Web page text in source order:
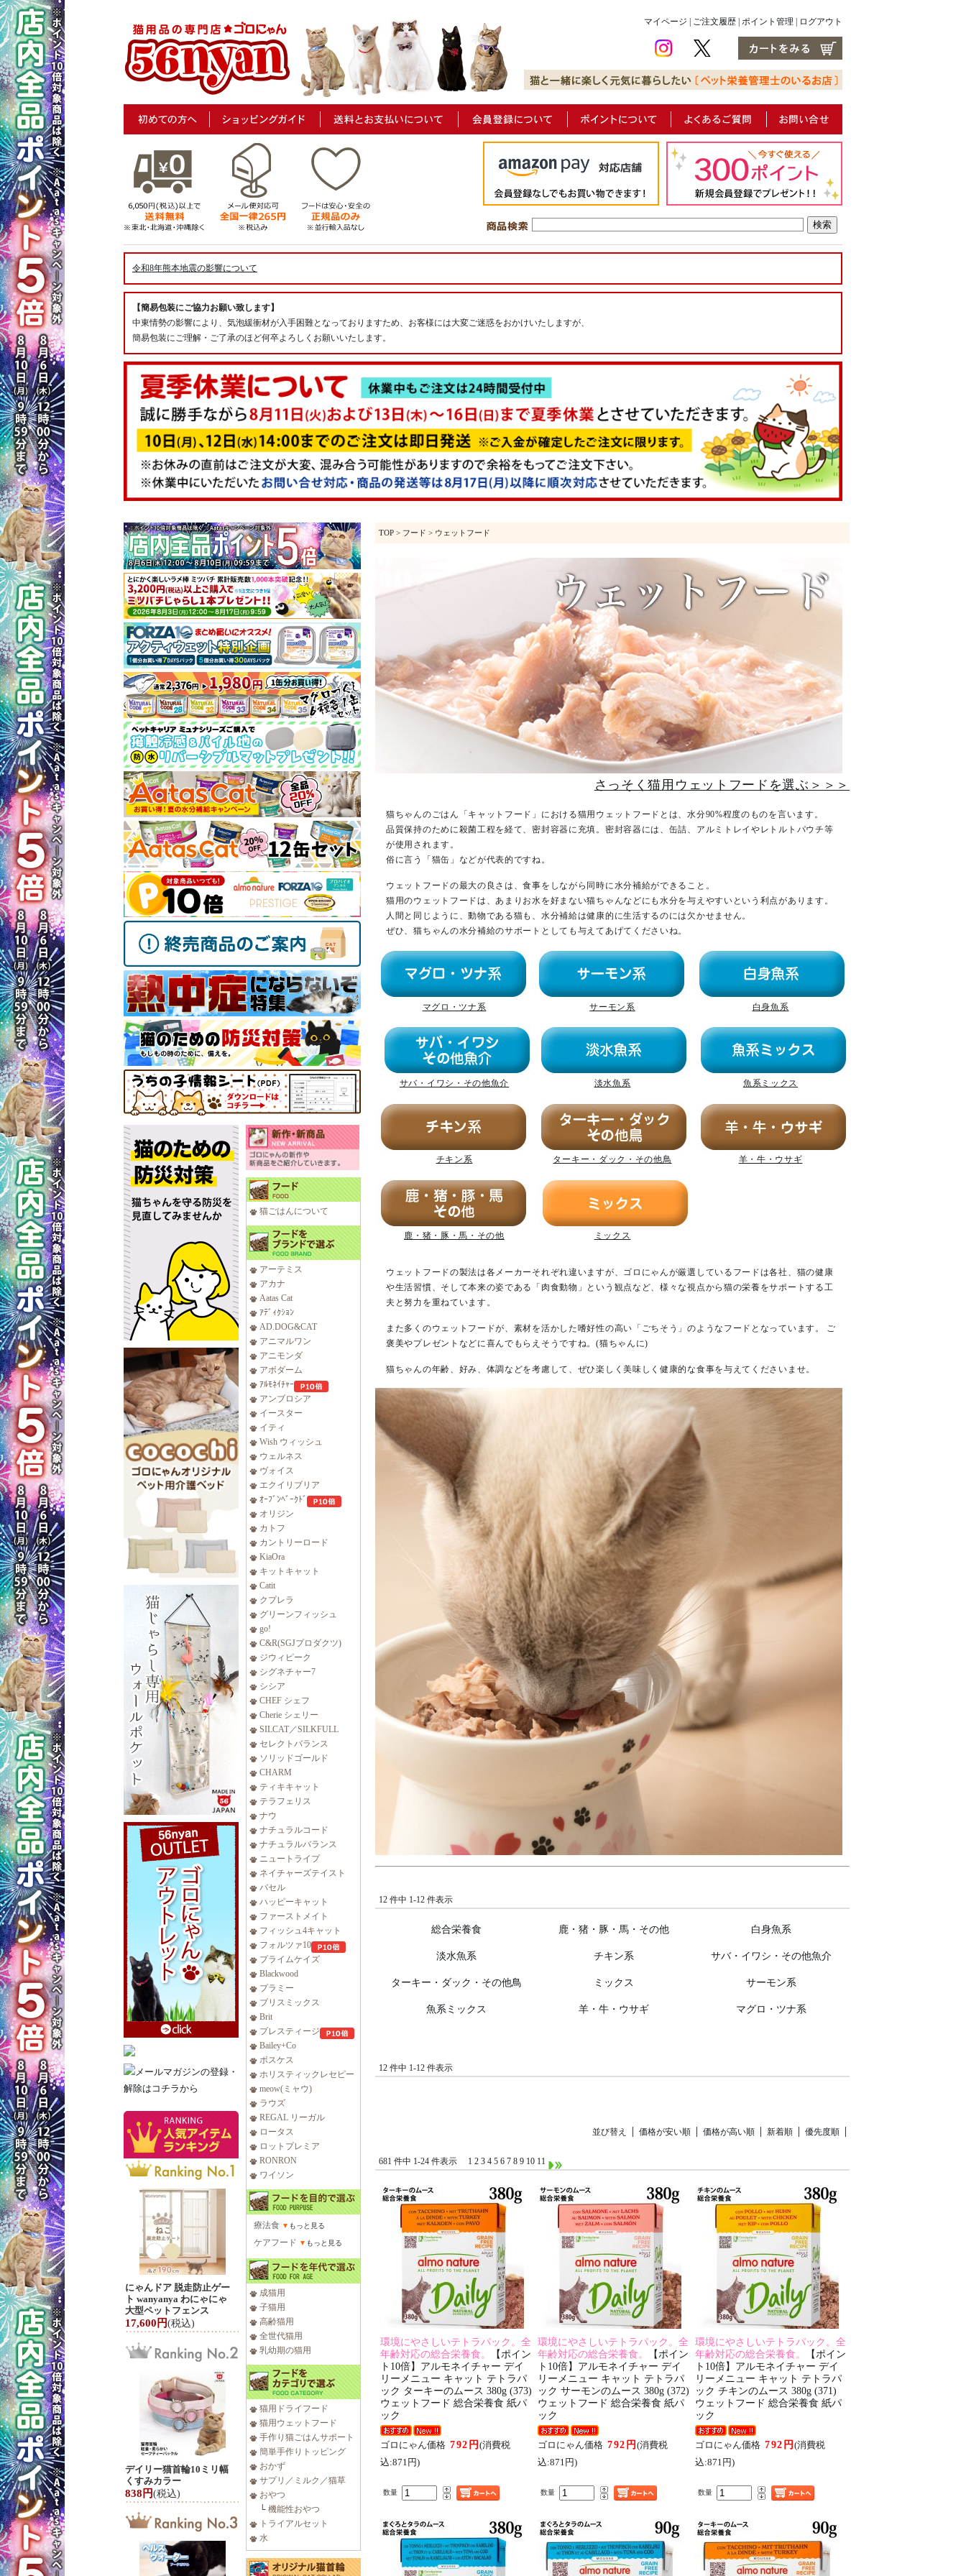
マイページ ご注文履歴 ポイント管理 ログアウト
令和8年熊本地震の影響について
【簡易包装にご協力お願い致します】
中東情勢の影響により、気泡緩衝材が入手困難となっておりますため、お客様には大変ご迷惑をおかけいたしますが、
簡易包装にご理解・ご了承のほど何卒よろしくお願いいたします。
にゃんドア 脱走防止ゲー
ト wanyanya わにゃにゃ
大型ペットフェンス
17,600円(税込)
デイリー猫首輪10ミリ幅
くすみカラー
838円(税込)
猫ごはんについて
アーテミス
アカナ
Aatas Cat
ｱﾃﾞｨｸｼｮﾝ
AD.DOG&CAT
アニマルワン
アニモンダ
アボダーム
ｱﾙﾓﾈｲﾁｬｰ
アンブロシア
イースター
イティ
Wish ウィッシュ
ウェルネス
ヴォイス
エクイリブリア
ｵｰﾌﾞﾝﾍﾞｰｸﾄﾞ
オリジン
カトフ
カントリーロード
KiaOra
キットキャット
Catit
クプレラ
グリーンフィッシュ
go!
C&R(SGJプロダクツ)
ジウィピーク
シグネチャー7
シシア
CHEF シェフ
Cherie シェリー
SILCAT／SILKFULL
セレクトバランス
ソリッドゴールド
CHARM
ティキキャット
テラフェリス
ナウ
ナチュラルコード
ナチュラルバランス
ニュートライプ
ネイチャーズテイスト
バセル
ハッピーキャット
ファーストメイト
フィッシュ4キャット
フォルツァ10
プライムケイズ
Blackwood
プラミー
ブリスミックス
Brit
プレスティージ
Bailey+Co
ボスケス
ホリスティックレセピー
meow(ミャウ)
ラウズ
REGAL リーガル
ロータス
ロットプレミア
RONRON
ワイソン
療法食 ▼ もっと見る
ケアフード ▼ もっと見る
成猫用
子猫用
高齢猫用
全世代猫用
乳幼期の猫用
猫用ドライフード
猫用ウェットフード
手作り猫ごはんサポート
簡単手作りトッピング
おかず
サプリ／ミルク／猫草
おやつ
└ 機能性おやつ
トライアルセット
水
TOP > フード > ウェットフード
さっそく猫用ウェットフードを選ぶ＞＞＞
猫ちゃんのごはん「キャットフード」における猫用ウェットフードとは、水分90%程度のものを言います。
品質保持のために殺菌工程を経て、密封容器に充填。密封容器には、缶詰、アルミトレイやレトルトパウチ等
が使用されます。
俗に言う「猫缶」などが代表的ですね。
ウェットフードの最大の良さは、食事をしながら同時に水分補給ができること。
猫用のウェットフードは、あまりお水を好まない猫ちゃんなどにも水分を与えやすいという利点があります。
人間と同じように、動物である猫も、水分補給は健康的に生活するのには欠かせません。
ぜひ、猫ちゃんの水分補給のサポートとしても与えてあげてくださいね。
マグロ・ツナ系 サーモン系 白身魚系
サバ・イワシ・その他魚介 淡水魚系 魚系ミックス
チキン系 ターキー・ダック・その他鳥 羊・牛・ウサギ
鹿・猪・豚・馬・その他 ミックス
ウェットフードの製法は各メーカーそれぞれ違いますが、ゴロにゃんが厳選しているフードは各社、猫の健康
や生活習慣、そして本来の姿である「肉食動物」という観点など、様々な視点から猫の栄養をサポートする工
夫と努力を重ねています。
また多くのウェットフードが、素材を活かした嗜好性の高い「ごちそう」のようなフードとなっています。 ご
褒美やプレゼントなどに喜んでもらえそうですね。(猫ちゃんに)
猫ちゃんの年齢、好み、体調などを考慮して、ぜひ楽しく美味しく健康的な食事を与えてくださいませ。
12 件中 1-12 件表示
総合栄養食 鹿・猪・豚・馬・その他 白身魚系
淡水魚系 チキン系 サバ・イワシ・その他魚介
ターキー・ダック・その他鳥 ミックス サーモン系
魚系ミックス 羊・牛・ウサギ マグロ・ツナ系
12 件中 1-12 件表示
並び替え 価格が安い順 価格が高い順 新着順 優先度順
681 件中 1-24 件表示 1 2 3 4 5 6 7 8 9 10 11
環境にやさしいテトラパック。全
年齢対応の総合栄養食。
【ポイン
ト10倍】アルモネイチャー デイ
リーメニュー キャット テトラパ
ック ターキーのムース 380g (373)
ウェットフード 総合栄養食 紙パ
ック
ゴロにゃん価格 792円 (消費税
込:871円)
数量
環境にやさしいテトラパック。全
年齢対応の総合栄養食。
【ポイン
ト10倍】アルモネイチャー デイ
リーメニュー キャット テトラパ
ック サーモンのムース 380g (372)
ウェットフード 総合栄養食 紙パ
ック
ゴロにゃん価格 792円(消費税
込:871円)
数量
環境にやさしいテトラパック。全
年齢対応の総合栄養食。
【ポイン
ト10倍】アルモネイチャー デイ
リーメニュー キャット テトラパ
ック チキンのムース 380g (371)
ウェットフード 総合栄養食 紙パ
ック
ゴロにゃん価格 792円(消費税
込:871円)
数量